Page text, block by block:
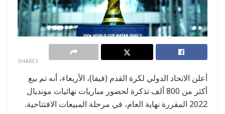
SHARES
أعلن الاتحاد الدولي لكرة القدم (فيفا)، الأربعاء، أنه تم بيع
أكثر من 800 ألف تذكرة لحضور مباريات نهائيات مونديال
2022 المقررة نهاية العام، في مرحلة المبيعات الافتتاحية.